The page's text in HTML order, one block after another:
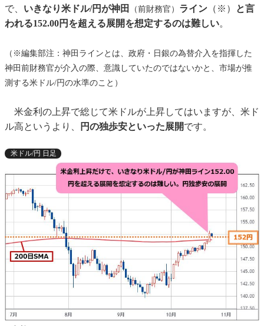
で、 いきなり米ドル/円が神田 （前財務官） ライン （※）
と言
われる152.00円を超える展開を想定するのは難しい。
（※編集部注：神田ラインとは、政府・日銀の為替介入を指揮した
神田前財務官が介入の際、意識していたのではないかと、市場が推
測する米ドル/円の水準のこと）
米金利の上昇で総じて米ドルが上昇してはいますが、米ド
ル高というより、
円の独歩安といった展開です。
米ドル/円 日足